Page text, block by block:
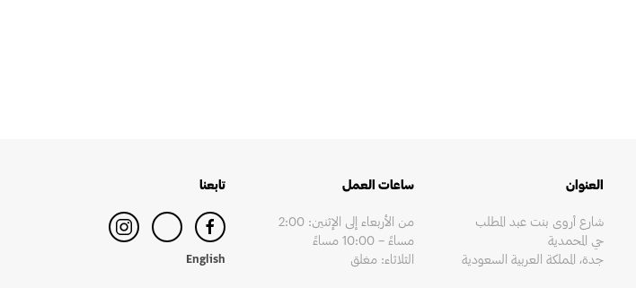
العنوان
شارع أروى بنت عبد المطلب
حي المحمدية
جدة، المملكة العربية السعودية
ساعات العمل
من الأربعاء إلى الإثنين: 2:00
مساءً – 10:00 مساءً
الثلاثاء: مغلق
تابعنا
English